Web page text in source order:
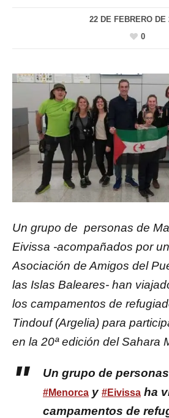
22 DE FEBRERO DE
0
Un grupo de personas de
Eivissa -acompañados por
Asociación de Amigos del
las Islas Baleares- han
los campamentos de
Tindouf (Argelia) para
en la 20ª edición del Sahara
Un grupo de
#Menorca y #Eivissa ha
campamentos de